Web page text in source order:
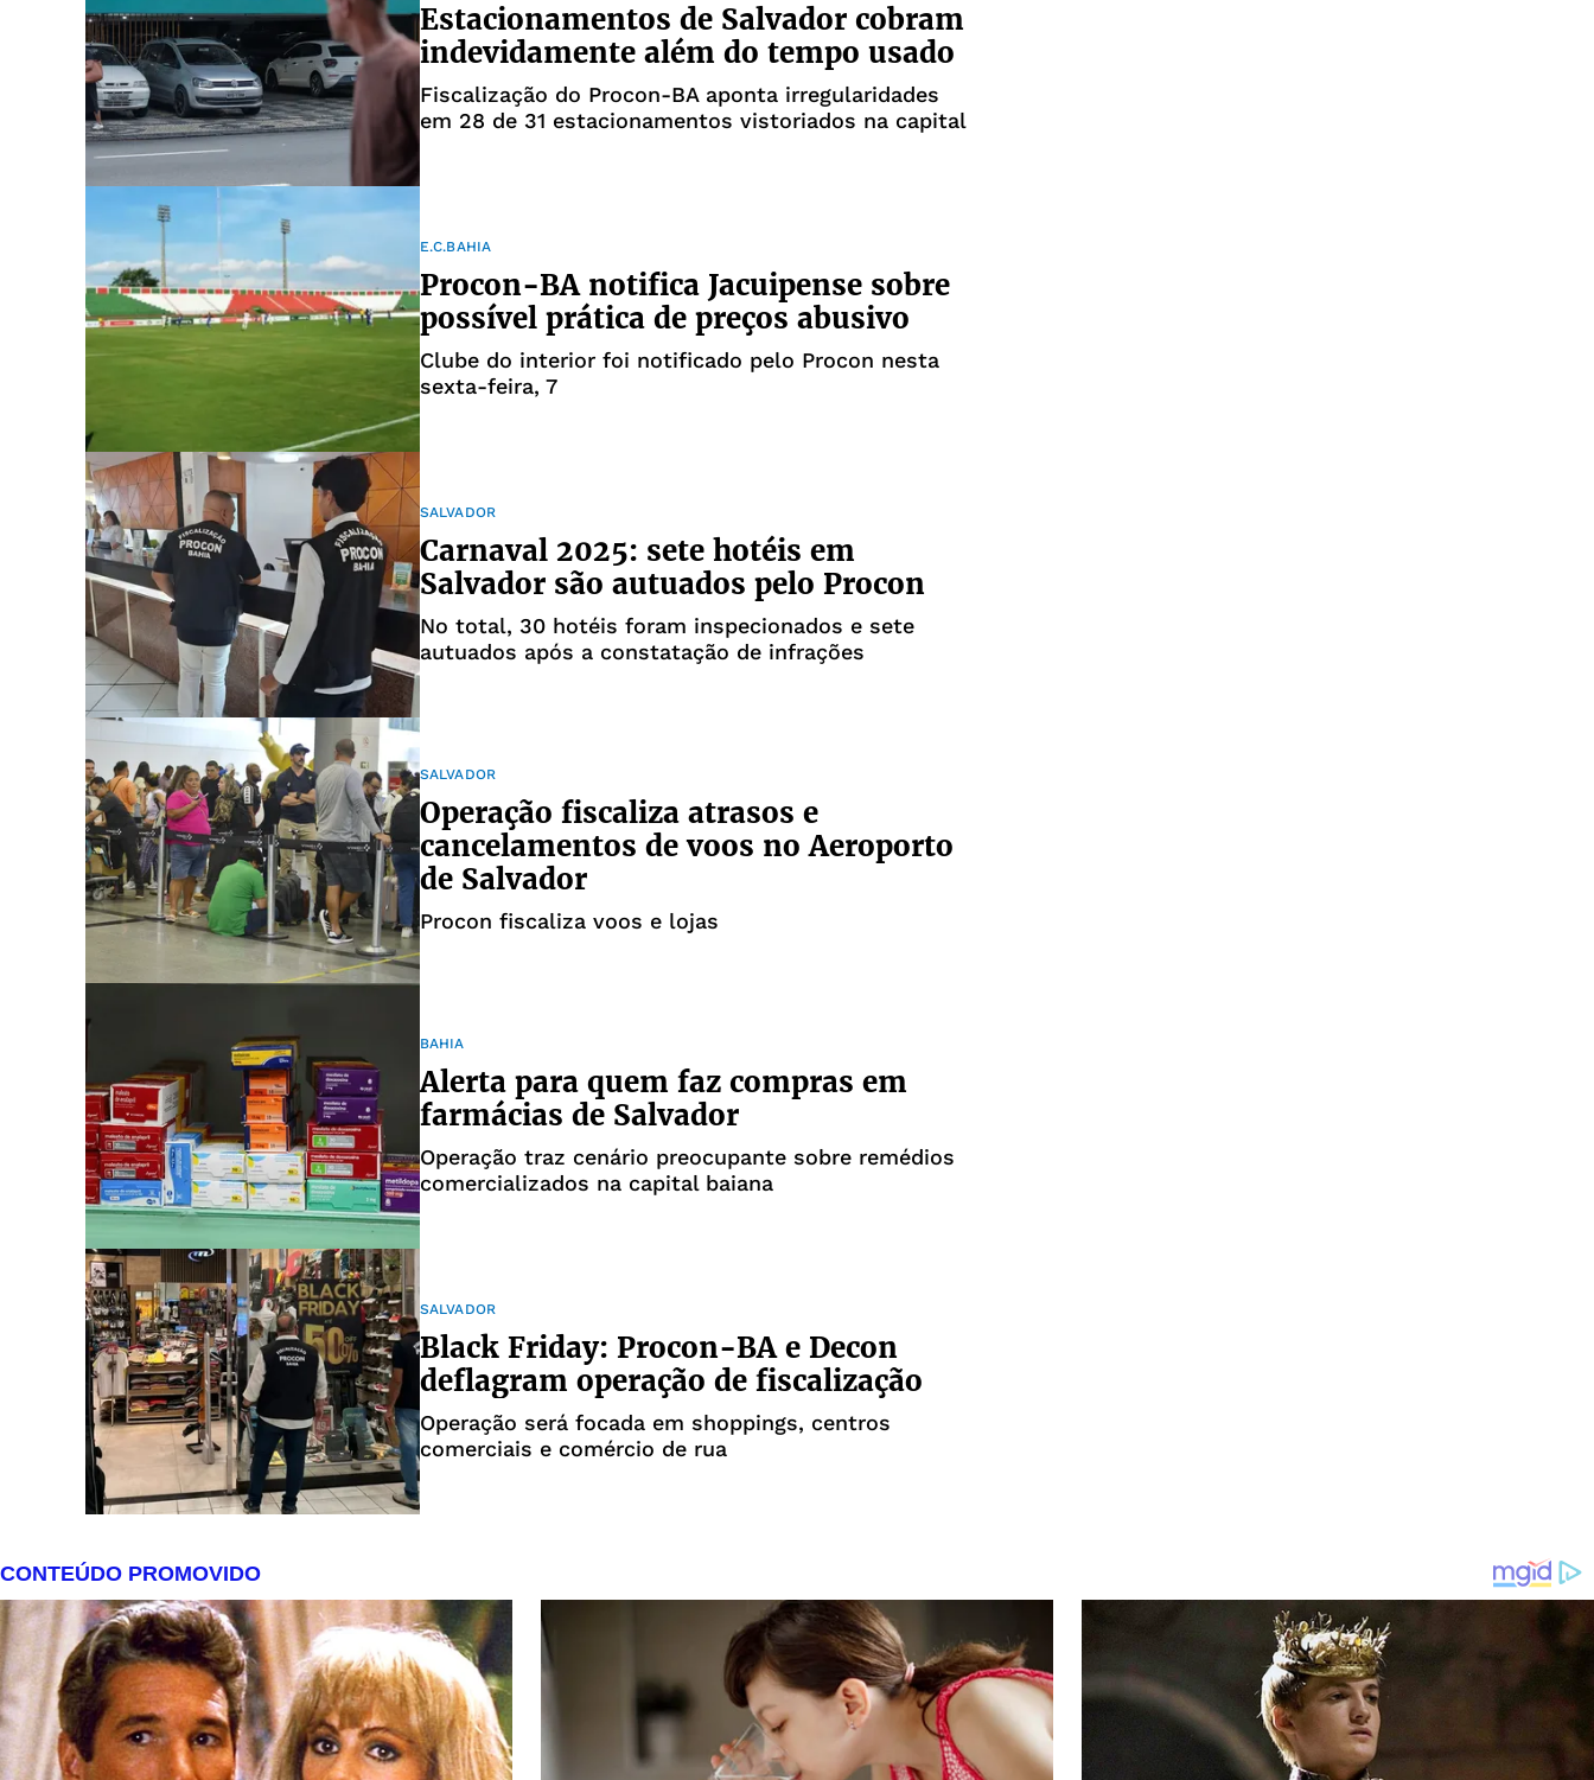
Estacionamentos de Salvador cobram
indevidamente além do tempo usado
Fiscalização do Procon-BA aponta irregularidades
em 28 de 31 estacionamentos vistoriados na capital
E.C.BAHIA
Procon-BA notifica Jacuipense sobre
possível prática de preços abusivo
Clube do interior foi notificado pelo Procon nesta
sexta-feira, 7
SALVADOR
Carnaval 2025: sete hotéis em
Salvador são autuados pelo Procon
No total, 30 hotéis foram inspecionados e sete
autuados após a constatação de infrações
SALVADOR
Operação fiscaliza atrasos e
cancelamentos de voos no Aeroporto
de Salvador
Procon fiscaliza voos e lojas
BAHIA
Alerta para quem faz compras em
farmácias de Salvador
Operação traz cenário preocupante sobre remédios
comercializados na capital baiana
SALVADOR
Black Friday: Procon-BA e Decon
deflagram operação de fiscalização
Operação será focada em shoppings, centros
comerciais e comércio de rua